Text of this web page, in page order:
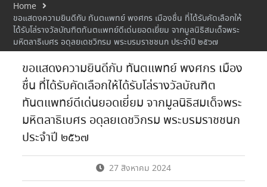
Home
ขอแสดงความยินดีกับ ทันตแพทย์ พงศกร เมืองชื่น ที่ได้รับคัดเลือกให้
ได้รับโล่รางวัลบัณฑิตทันตแพทย์ดีเด่นยอดเยี่ยม จากมูลนิธิสมเด็จพระ
มหิตลาธิเบศร อดุลยเดชวิกรม พระบรมราชชนก ประจำปี ๒๕๖๗
ขอแสดงความยินดีกับ ทันตแพทย์ พงศกร เมือง
ชื่น ที่ได้รับคัดเลือกให้ได้รับโล่รางวัลบัณฑิต
ทันตแพทย์ดีเด่นยอดเยี่ยม จากมูลนิธิสมเด็จพระ
มหิตลาธิเบศร อดุลยเดชวิกรม พระบรมราชชนก
ประจำปี ๒๕๖๗
27 สิงหาคม 2024